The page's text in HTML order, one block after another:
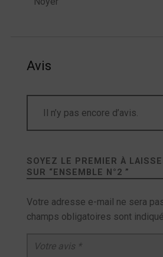
Avis
Il n’y pas encore d’avis.
SOYEZ LE PREMIER À
SUR “ ENSEMBLE N°2 ”
Votre adresse e-mail ne sera
champs obligatoires sont